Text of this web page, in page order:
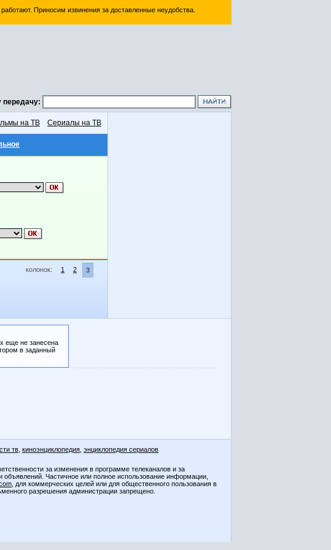
Приносим извинения за доставленные неудобства.
на ТВ Сериалы на ТВ
колонок: 1 2 3
еще не занесена
в заданный
тв киноэнциклопедия энциклопедия сериалов
за изменения в программе телеканалов и за
Частичное или полное использование информации,
, для коммерческих целей или для общественного пользования в
разрешения администрации запрещено.